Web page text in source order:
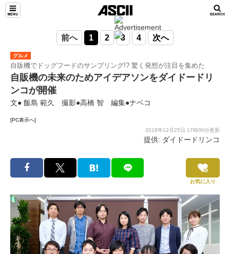
前へ 1 2 3 4 次へ
グルメ
自販機でドッグフードのサンプリング!? 驚く発想が注目を集めた
自販機の未来のためアイデアソンをダイドードリ
ンコが開催
文● 飯島 範久 撮影●高橋 智 編集●ナベコ
[PC表示へ]
2018年12月25日 17時00分更新
提供: ダイドードリンコ
お気に入り